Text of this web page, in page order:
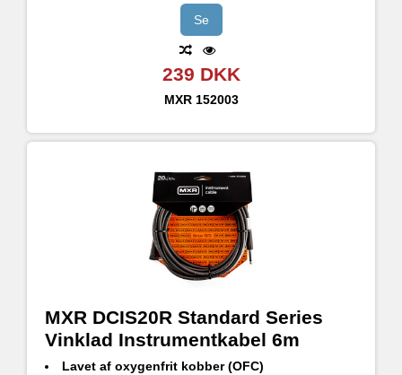
Se
239 DKK
MXR 152003
MXR DCIS20R Standard Series
Vinklad Instrumentkabel 6m
Lavet af oxygenfrit kobber (OFC)